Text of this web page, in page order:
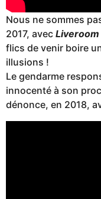
Nous ne sommes
2017, avec Liveroom
flics de venir boire
illusions !
Le gendarme
innocenté à son
dénonce, en 2018,